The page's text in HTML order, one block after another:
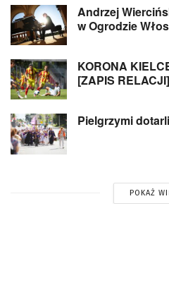
Andrzej
w Ogrodzie
KORONA
[ZAPIS RELACJI]
Pielgrzymi
POKAŻ